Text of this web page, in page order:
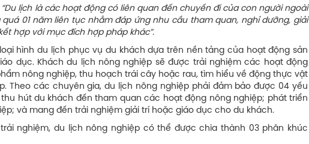
“Du lịch là các hoạt động có liên quan đến chuyến đi của con người ngoài
01 năm liên tục nhằm đáp ứng nhu cầu tham quan, nghỉ dưỡng, giải
hợp với mục đích hợp pháp khác”.
hình du lịch phục vụ du khách dựa trên nền tảng của hoạt động sản
dục. Khách du lịch nông nghiệp sẽ được trải nghiệm các hoạt động
nông nghiệp, thu hoạch trái cây hoặc rau, tìm hiểu về động thực vật
Theo các chuyên gia, du lịch nông nghiệp phải đảm bảo được 04 yếu
hút du khách đến tham quan các hoạt động nông nghiệp; phát triển
và mang đến trải nghiệm giải trí hoặc giáo dục cho du khách.
nghiệm, du lịch nông nghiệp có thể được chia thành 03 phân khúc